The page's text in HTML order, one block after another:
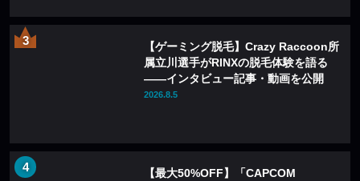
【ゲーミング脱毛】Crazy Raccoon所
属立川選手がRINXの脱毛体験を語る
——インタビュー記事・動画を公開
2026.8.5
【最大50%OFF】「CAPCOM